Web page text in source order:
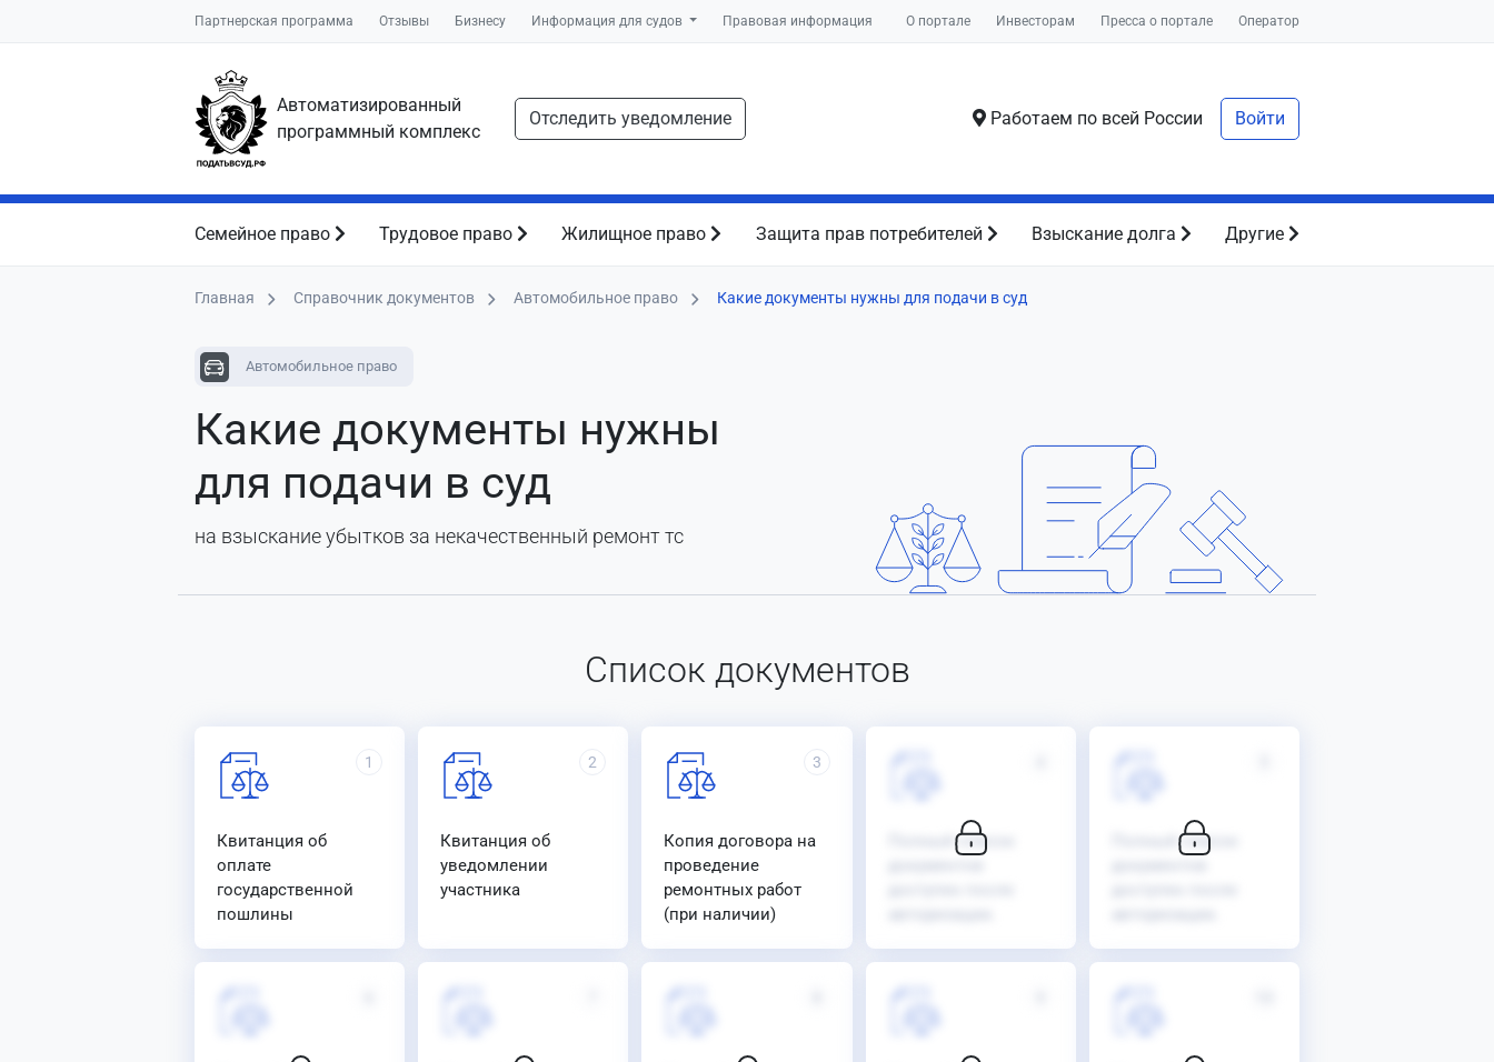
Партнерская программа Отзывы Бизнесу Информация для судов Правовая информация О портале Инвесторам Пресса о портале Оператор
Автоматизированный
программный комплекс
Отследить уведомление Работаем по всей России Войти
Семейное право Трудовое право Жилищное право Защита прав потребителей Взыскание долга Другие
Главная Справочник документов Автомобильное право Какие документы нужны для подачи в суд
Автомобильное право
Какие документы нужны
для подачи в суд
на взыскание убытков за некачественный ремонт тс
Список документов
1
Квитанция об
оплате
государственной
пошлины
2
Квитанция об
уведомлении
участника
3
Копия договора на
проведение
ремонтных работ
(при наличии)
Полный список
Полный список